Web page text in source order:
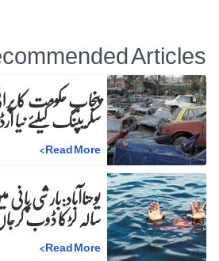
Articles
پنجاب حکومت کا
سکریپنگ کیلئے نیا
Read More
>
سالہ لڑکا ڈوب
Read More
>